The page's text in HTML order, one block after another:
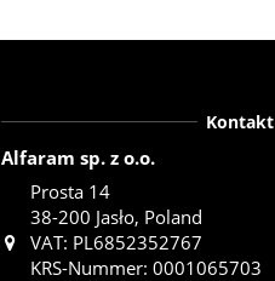
Kontakt
Alfaram sp. z o.o.
Prosta 14
38-200 Jasło, Poland
VAT: PL6852352767
KRS-Nummer: 0001065703